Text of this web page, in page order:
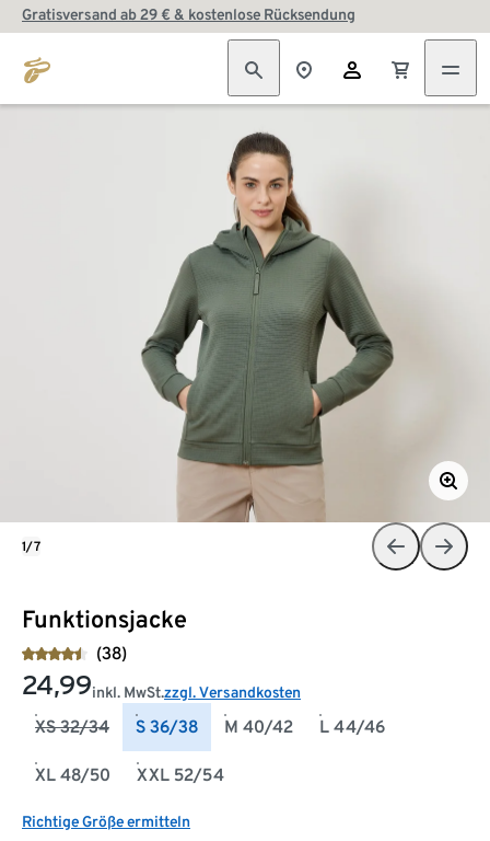
Gratisversand ab 29 € & kostenlose Rücksendung
Funktionsjacke
(38)
24,99inkl. MwSt.zzgl. Versandkosten
XS 32/34 S 36/38 M 40/42 L 44/46
XL 48/50 XXL 52/54
Richtige Größe ermitteln
1/7